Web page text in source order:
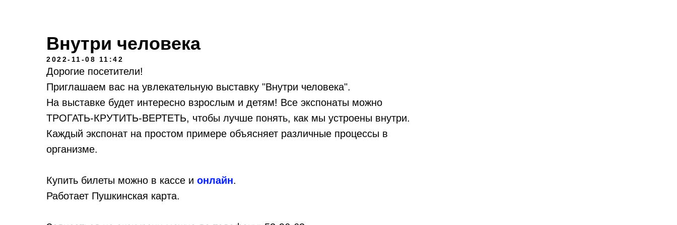
Внутри человека
2022-11-08 11:42
Дорогие посетители!
Приглашаем вас на увлекательную выставку "Внутри человека".
На выставке будет интересно взрослым и детям! Все экспонаты можно
ТРОГАТЬ-КРУТИТЬ-ВЕРТЕТЬ, чтобы лучше понять, как мы устроены внутри.
Каждый экспонат на простом примере объясняет различные процессы в
организме.
Купить билеты можно в кассе и онлайн.
Работает Пушкинская карта.